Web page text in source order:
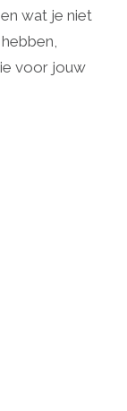
wat je niet
voor jouw